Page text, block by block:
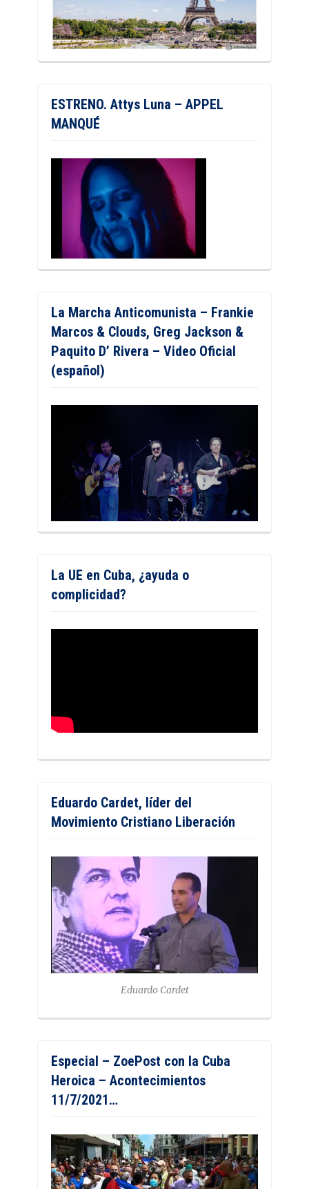
ESTRENO. Attys Luna – APPEL
MANQUÉ
La Marcha Anticomunista – Frankie
Marcos & Clouds, Greg Jackson &
Paquito D’ Rivera – Video Oficial
(español)
La UE en Cuba, ¿ayuda o
complicidad?
Eduardo Cardet, líder del
Movimiento Cristiano Liberación
Eduardo Cardet
Especial – ZoePost con la Cuba
Heroica – Acontecimientos
11/7/2021…